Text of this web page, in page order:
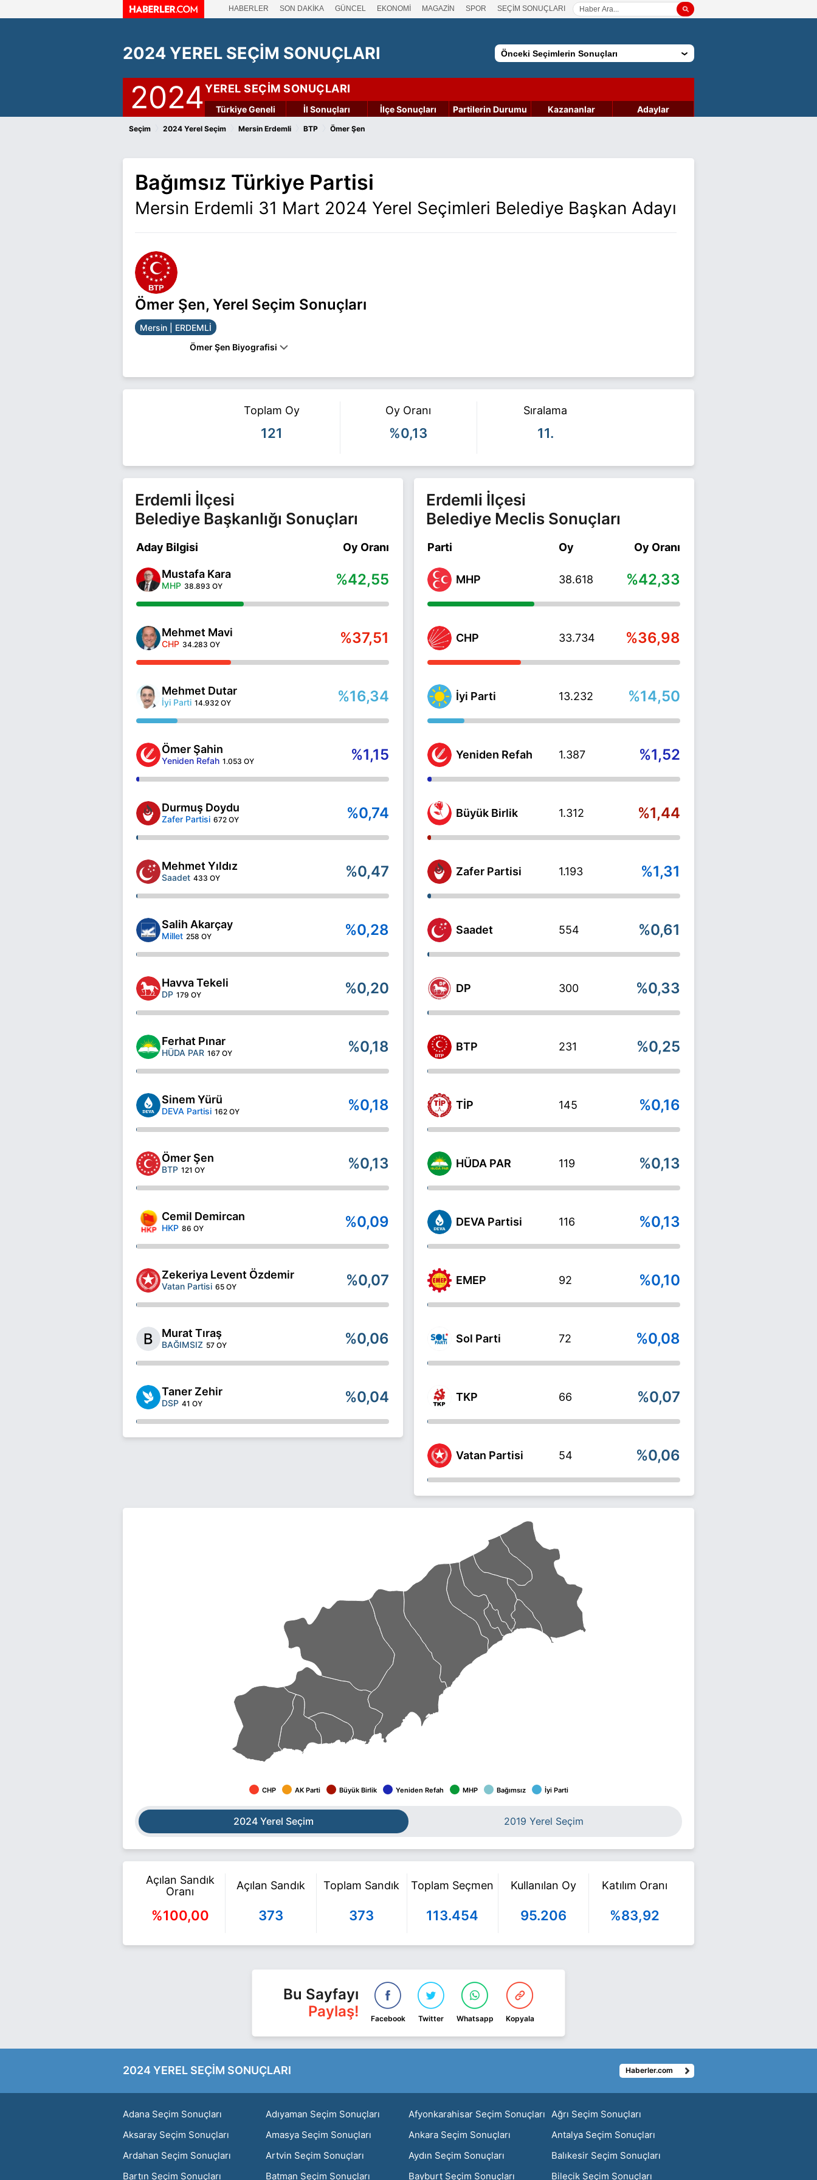
HABERLER SON DAKİKA GÜNCEL EKONOMİ MAGAZİN SPOR SEÇİM SONUÇLARI
2024 YEREL SEÇİM SONUÇLARI Önceki Seçimlerin Sonuçları
2024YEREL SEÇİM SONUÇLARI
Türkiye Geneli İl Sonuçları İlçe Sonuçları Partilerin Durumu Kazananlar Adaylar
Seçim 2024 Yerel Seçim Mersin Erdemli BTP Ömer Şen
Bağımsız Türkiye Partisi
Mersin Erdemli 31 Mart 2024 Yerel Seçimleri Belediye Başkan Adayı
Ömer Şen, Yerel Seçim Sonuçları
Mersin | ERDEMLİ
Ömer Şen Biyografisi
ilgili daha fazla bilgi için Ömer Şen Haberleri sayfamızı ziyaret edin.
Toplam Oy
121
Oy Oranı
%0,13
Sıralama
11.
Erdemli İlçesi
Belediye Başkanlığı Sonuçları
Aday Bilgisi Oy Oranı
Mustafa Kara
MHP 38.893 OY %42,55
Mehmet Mavi
CHP 34.283 OY %37,51
Mehmet Dutar
İyi Parti 14.932 OY %16,34
Ömer Şahin
Yeniden Refah 1.053 OY %1,15
Durmuş Doydu
Zafer Partisi 672 OY %0,74
Mehmet Yıldız
Saadet 433 OY %0,47
Salih Akarçay
Millet 258 OY %0,28
Havva Tekeli
DP 179 OY %0,20
Ferhat Pınar
HÜDA PAR 167 OY %0,18
Sinem Yürü
DEVA Partisi 162 OY %0,18
Ömer Şen
BTP 121 OY %0,13
Cemil Demircan
HKP 86 OY %0,09
Zekeriya Levent Özdemir
Vatan Partisi 65 OY %0,07
Murat Tıraş
BAĞIMSIZ 57 OY %0,06
Taner Zehir
DSP 41 OY %0,04
Erdemli İlçesi
Belediye Meclis Sonuçları
Parti Oy Oy Oranı
MHP 38.618 %42,33
CHP 33.734 %36,98
İyi Parti 13.232 %14,50
Yeniden Refah 1.387 %1,52
Büyük Birlik 1.312 %1,44
Zafer Partisi 1.193 %1,31
Saadet 554 %0,61
DP 300 %0,33
BTP 231 %0,25
TİP 145 %0,16
HÜDA PAR 119 %0,13
DEVA Partisi 116 %0,13
EMEP 92 %0,10
Sol Parti 72 %0,08
TKP 66 %0,07
Vatan Partisi 54 %0,06
CHP AK Parti Büyük Birlik Yeniden Refah MHP Bağımsız İyi Parti
2024 Yerel Seçim 2019 Yerel Seçim
Açılan Sandık
Oranı
%100,00
Açılan Sandık
373
Toplam Sandık
373
Toplam Seçmen
113.454
Kullanılan Oy
95.206
Katılım Oranı
%83,92
Bu Sayfayı
Paylaş!
Facebook Twitter Whatsapp Kopyala
2024 YEREL SEÇİM SONUÇLARI Haberler.com
Adana Seçim Sonuçları Adıyaman Seçim Sonuçları Afyonkarahisar Seçim Sonuçları Ağrı Seçim Sonuçları
Aksaray Seçim Sonuçları
Amasya Seçim Sonuçları Ankara Seçim Sonuçları
Antalya Seçim Sonuçları
Ardahan Seçim Sonuçları
Artvin Seçim Sonuçları Aydın Seçim Sonuçları
Balıkesir Seçim Sonuçları
Bartın Seçim Sonuçları
Batman Seçim Sonuçları Bayburt Seçim Sonuçları Bilecik Seçim Sonuçları